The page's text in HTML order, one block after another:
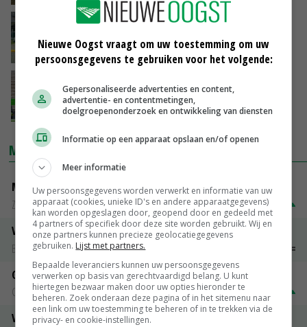
Subsidie: 4,50 euro per m2 asbestdak
02-12-2015
LTO schreeuwt om Deltaplan asbest
20-11-2015
MARKTPRIJZEN
Magere melkpoeder
Zuivel NL
€ 269,00 € 7,00
Vleeskuikens 2001-2600 gr
Barneveld
Gerst
Groningen
€ 197,00
Volle melkpoeder
Nieuwe Oogst vraagt om uw toestemming om uw
persoonsgegevens te gebruiken voor het volgende:
Gepersonaliseerde advertenties en content,
advertentie- en contentmetingen,
doelgroepenonderzoek en ontwikkeling van diensten
Informatie op een apparaat opslaan en/of openen
Meer informatie
Uw persoonsgegevens worden verwerkt en informatie van uw
apparaat (cookies, unieke ID's en andere apparaatgegevens)
kan worden opgeslagen door, geopend door en gedeeld met
4 partners of specifiek door deze site worden gebruikt. Wij en
onze partners kunnen precieze geolocatiegegevens
gebruiken. Lijst met partners.
Bepaalde leveranciers kunnen uw persoonsgegevens
verwerken op basis van gerechtvaardigd belang. U kunt
hiertegen bezwaar maken door uw opties hieronder te
beheren. Zoek onderaan deze pagina of in het sitemenu naar
een link om uw toestemming te beheren of in te trekken via de
privacy- en cookie-instellingen.